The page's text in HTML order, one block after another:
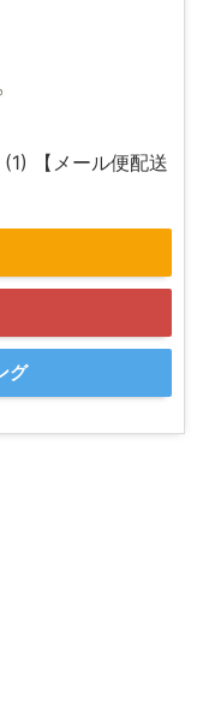
【メール便配送
グ